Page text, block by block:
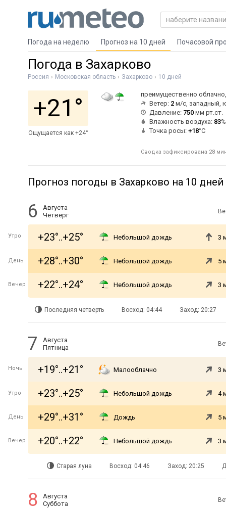
Погода на неделю Прогноз на 10 дней Почасовой
Погода в Захарково
Россия Московская область Захарково 10 дней
+21°
Ощущается как +24°
преимущественно
Ветер: 2 м/с, западный,
Давление: 750 мм рт.ст.
Влажность воздуха: 83%
Точка росы: +18°C
Сводка зафиксирована 28
Прогноз погоды в Захарково на 10 дней
6
Августа
Четверг
Утро +23°..+25° Небольшой дождь 3
День +28°..+30° Небольшой дождь 5
Вечер +22°..+24° Небольшой дождь 3
Последняя четверть Восход: 04:44 Заход: 20:27
7
Августа
Пятница
Ночь +19°..+21° Малооблачно 3
Утро +23°..+25° Небольшой дождь 4
День +29°..+31° Дождь 5
Вечер +20°..+22° Небольшой дождь 3
Старая луна Восход: 04:46 Заход: 20:25
8
Августа
Суббота